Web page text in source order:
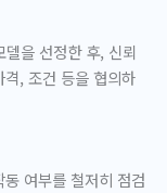
을 선정한 후, 신뢰
, 조건 등을 협의하
여부를 철저히 점검